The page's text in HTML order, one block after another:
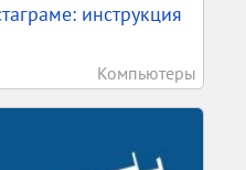
инструкция
Компьютеры